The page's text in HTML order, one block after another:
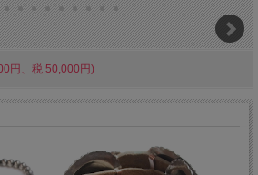
円、税 50,000円)